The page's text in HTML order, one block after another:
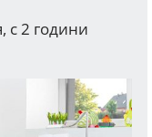
с 2 години